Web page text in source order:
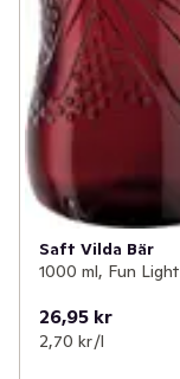
Saft Vilda Bär
1000 ml, Fun Light
26,95 kr
2,70 kr /l